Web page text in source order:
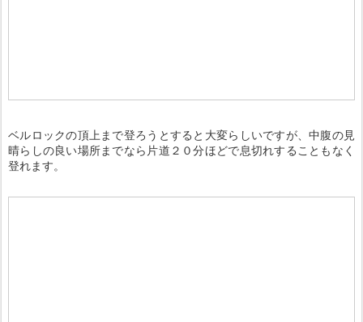
ベルロックの頂上まで登ろうとすると大変らしいですが、中腹の見
晴らしの良い場所までなら片道２０分ほどで息切れすることもなく
登れます。